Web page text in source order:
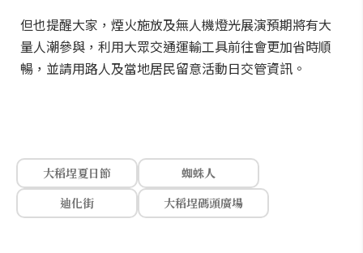
但也提醒大家，煙火施放及無人機燈光展演預期將有大
量人潮參與，利用大眾交通運輸工具前往會更加省時順
暢，並請用路人及當地居民留意活動日交管資訊。
大稻埕夏日節
蜘蛛人
迪化街
大稻埕碼頭廣場